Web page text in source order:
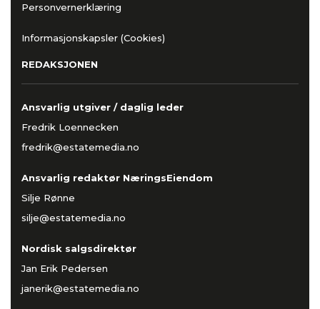
Personvernerklæring
Informasjonskapsler (Cookies)
REDAKSJONEN
Ansvarlig utgiver / daglig leder
Fredrik Loennecken
fredrik@estatemedia.no
Ansvarlig redaktør NæringsEiendom
Silje Rønne
silje@estatemedia.no
Nordisk salgsdirektør
Jan Erik Pedersen
janerik@estatemedia.no